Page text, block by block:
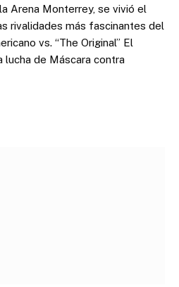
Arena Monterrey, se vivió el
rivalidades más fascinantes del
vs. “The Original” El
lucha de Máscara contra